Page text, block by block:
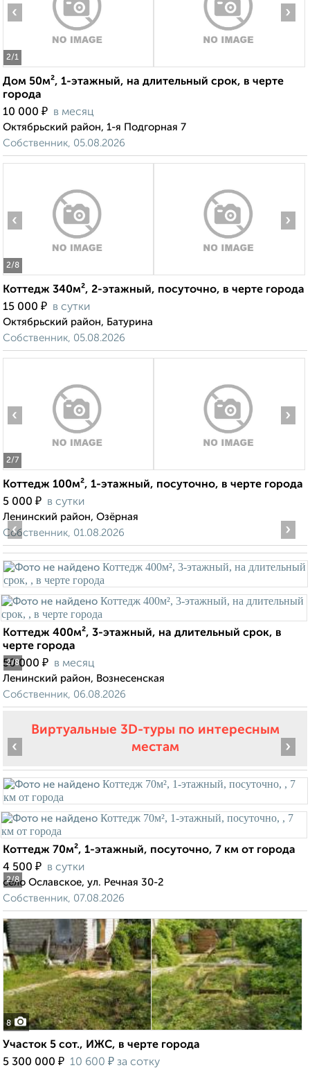
2/1
‹ ›
Дом 50м², 1-этажный, на длительный срок, в черте
города
10 000 ₽ в месяц
Октябрьский район, 1-я Подгорная 7
Собственник, 05.08.2026
2/8
‹ ›
Коттедж 340м², 2-этажный, посуточно, в черте города
15 000 ₽ в сутки
Октябрьский район, Батурина
Собственник, 05.08.2026
2/7
‹ ›
Коттедж 100м², 1-этажный, посуточно, в черте города
5 000 ₽ в сутки
Ленинский район, Озёрная
Собственник, 01.08.2026
2/8
‹ ›
Коттедж 400м², 3-этажный, на длительный срок, в
черте города
50 000 ₽ в месяц
Ленинский район, Вознесенская
Собственник, 06.08.2026
Виртуальные 3D-туры по интересным
местам
2/8
‹ ›
Коттедж 70м², 1-этажный, посуточно, 7 км от города
4 500 ₽ в сутки
село Ославское, ул. Речная 30-2
Собственник, 07.08.2026
8
Участок 5 сот., ИЖС, в черте города
5 300 000 ₽ 10 600 ₽ за сотку